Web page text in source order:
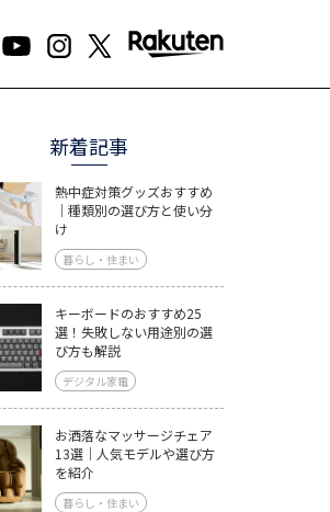
新着記事
熱中症対策グッズおすすめ
｜種類別の選び方と使い分
け
暮らし・住まい
キーボードのおすすめ25
選！失敗しない用途別の選
び方も解説
デジタル家電
お洒落なマッサージチェア
13選｜人気モデルや選び方
を紹介
暮らし・住まい